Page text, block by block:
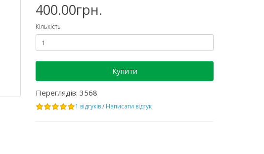
400.00грн.
Кількість
Купити
Переглядів: 3568
1 відгуків/ Написати відгук